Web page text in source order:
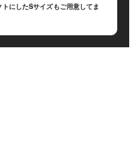
にしたSサイズもご用意してま